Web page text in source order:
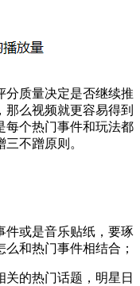
分质量决定是否继续推
么视频就更容易得到
每个热门事件和玩法都
不蹭原则。
件或是音乐贴纸，要琢
和热门事件相结合；
关的热门话题，明星日